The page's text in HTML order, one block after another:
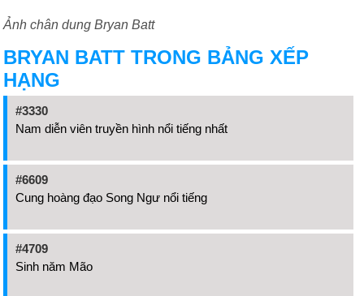
Ảnh chân dung Bryan Batt
BRYAN BATT TRONG BẢNG XẾP
HẠNG
#3330
Nam diễn viên truyền hình nổi tiếng nhất
#6609
Cung hoàng đạo Song Ngư nổi tiếng
#4709
Sinh năm Mão